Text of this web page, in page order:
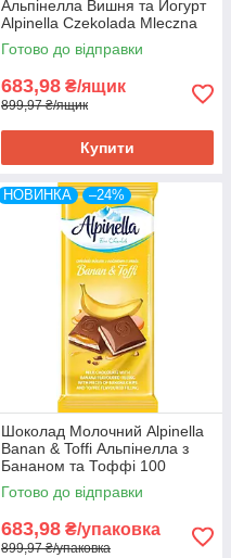
Альпінелла Вишня та Йогурт
Alpinella Czekolada Mleczna
Wisnia & Jogurt 100 г Польща
(19 ШТ/1 я
Готово до відправки
683,98 ₴/ящик
899,97 ₴/ящик
Купити
НОВИНКА –24%
Шоколад Молочний Alpinella
Banan & Toffi Альпінелла з
Бананом та Тоффі 100
г Польща (19 шт/1 ящ)
Готово до відправки
683,98 ₴/упаковка
899,97 ₴/упаковка